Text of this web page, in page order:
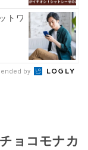
トワ
by
ョコモナカ